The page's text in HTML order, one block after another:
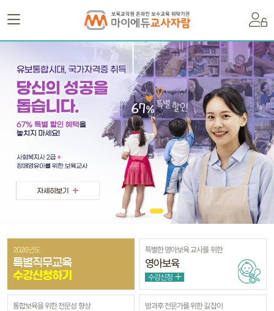
2026년도
특별직무교육
수강신청하기
특별한 영아보육 교사를 위한
영아보육
수강신청
통합보육을 위한 전문성 향상 방과후 전문가를 위한 길잡이